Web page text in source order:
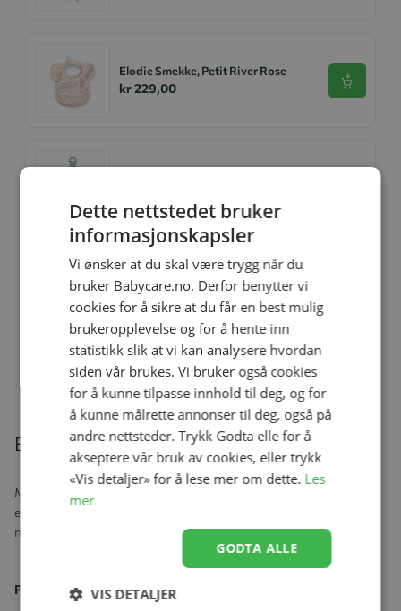
Elodie Smekke, Petit River Rose
kr 229,00 Se
Elodie Teppe, Bomull Garden Leo's
Resort
kr 379,00
Beskrivelse
Med doble lag med klassisk, tynt muslinstoff forsterkes disse
egenskapene ytterligere og gir et teppe som bare blir mykere og
mer medgjørlig for hver vask.
Produktspesifikasjoner:
Relaterte produkter
Dette nettstedet bruker
informasjonskapsler
Vi ønsker at du skal være trygg når du
bruker Babycare.no. Derfor benytter vi
cookies for å sikre at du får en best mulig
brukeropplevelse og for å hente inn
statistikk slik at vi kan analysere hvordan
siden vår brukes. Vi bruker også cookies
for å kunne tilpasse innhold til deg, og for
å kunne målrette annonser til deg, også på
andre nettsteder. Trykk Godta elle for å
akseptere vår bruk av cookies, eller trykk
«Vis detaljer» for å lese mer om dette. Les
mer
GODTA ALLE
VIS DETALJER